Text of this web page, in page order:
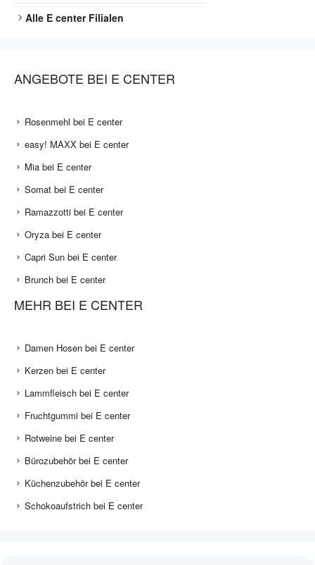
Alle E centerFilialen
ANGEBOTE BEI E CENTER
Rosenmehl bei E center
easy! MAXX bei E center
Mia bei E center
Somat bei E center
Ramazzotti bei E center
Oryza bei E center
Capri Sun bei E center
Brunch bei E center
MEHR BEI E CENTER
Damen Hosen bei E center
Kerzen bei E center
Lammfleisch bei E center
Fruchtgummi bei E center
Rotweine bei E center
Bürozubehör bei E center
Küchenzubehör bei E center
Schokoaufstrich bei E center